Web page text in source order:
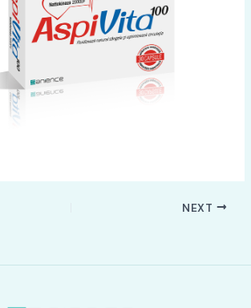
NEXT